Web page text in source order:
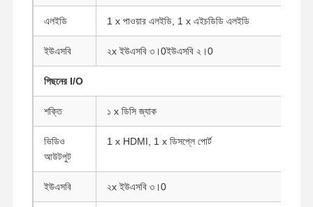
বাড়ি
মান নিয়ন্ত্রণ
আমাদের সাথে
যোগাযোগ করুন
এখন চ্যাট করুন
এলইডি 1 x পাওয়ার এলইডি, 1 x এইচডিডি এলইডি
ইউএসবি ২x ইউএসবি ৩।0ইউএসবি ২।0
পিছনের I/O
শক্তি ১ x ডিসি জ্যাক
ভিডিও
আউটপুট
1 x HDMI, 1 x ডিসপ্লে পোর্ট
ইউএসবি ২x ইউএসবি ৩।0